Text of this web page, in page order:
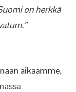
on herkkä
aikaamme,